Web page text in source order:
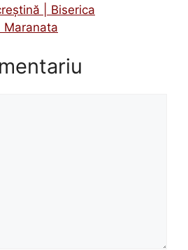
| Biserica
Maranata